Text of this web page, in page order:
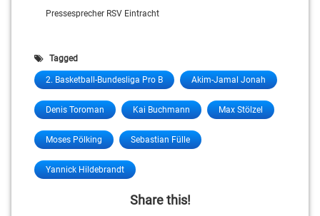
Pressesprecher RSV Eintracht
Tagged
2. Basketball-Bundesliga Pro B Akim-Jamal Jonah
Denis Toroman Kai Buchmann Max Stölzel
Moses Pölking Sebastian Fülle
Yannick Hildebrandt
Share this!